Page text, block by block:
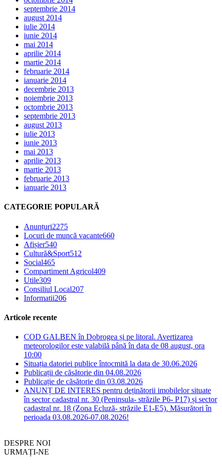
septembrie 2014
august 2014
iulie 2014
iunie 2014
mai 2014
aprilie 2014
martie 2014
februarie 2014
ianuarie 2014
decembrie 2013
noiembrie 2013
octombrie 2013
septembrie 2013
august 2013
iulie 2013
iunie 2013
mai 2013
aprilie 2013
martie 2013
februarie 2013
ianuarie 2013
CATEGORIE POPULARĂ
Anunțuri2275
Locuri de muncă vacante660
Afișier540
Cultură&Sport512
Social465
Compartiment Agricol409
Utile309
Consiliul Local207
Informatii206
Articole recente
COD GALBEN în Dobrogea și pe litoral. Avertizarea
meteorologilor este valabilă până în data de 08 august, ora
10:00
Situația datoriei publice întocmită la data de 30.06.2026
Publicații de căsătorie din 04.08.2026
Publicație de căsătorie din 03.08.2026
ANUNȚ DE INTERES pentru deținătorii imobilelor situate
în sector cadastral nr. 30 (Peninsula- străzile P6- P17) și sector
cadastral nr. 18 (Zona Ecluză- străzile E1-E5). Măsurători în
perioada 03.08.2026-07.08.2026!
DESPRE NOI
URMAȚI-NE